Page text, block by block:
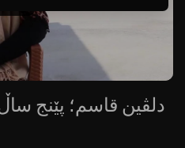
دلڤین قاسم؛ پێنج